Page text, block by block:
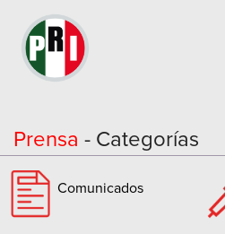
Prensa - Categorías
Comunicados